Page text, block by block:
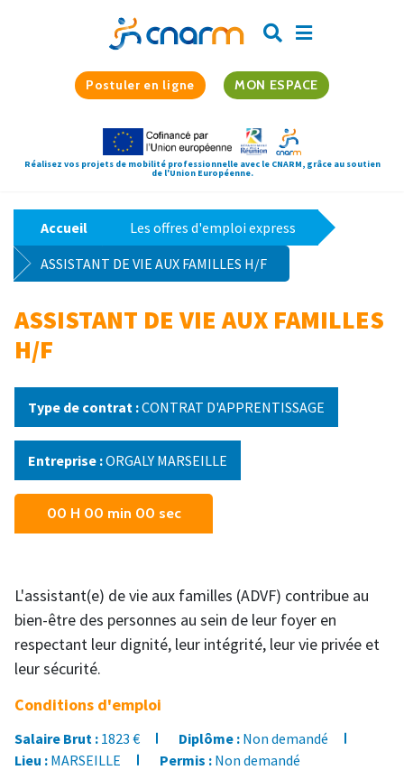
Postuler en ligne MON ESPACE
Réalisez vos projets de mobilité professionnelle avec le CNARM, grâce au soutien
de l'Union Européenne.
Accueil
Les offres d'emploi express
ASSISTANT DE VIE AUX FAMILLES H/F
ASSISTANT DE VIE AUX FAMILLES
H/F
Type de contrat :CONTRAT D'APPRENTISSAGE
Entreprise :ORGALY MARSEILLE
00 H 00 min 00 sec
L'assistant(e) de vie aux familles (ADVF) contribue au
bien-être des personnes au sein de leur foyer en
respectant leur dignité, leur intégrité, leur vie privée et
leur sécurité.
Conditions d'emploi
Salaire Brut : 1823 € Diplôme : Non demandé
Lieu : MARSEILLE Permis : Non demandé